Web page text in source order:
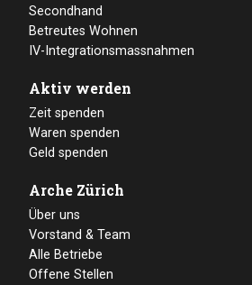
Secondhand
Betreutes Wohnen
IV-Integrationsmassnahmen
Aktiv werden
Zeit spenden
Waren spenden
Geld spenden
Arche Zürich
Über uns
Vorstand & Team
Alle Betriebe
Offene Stellen